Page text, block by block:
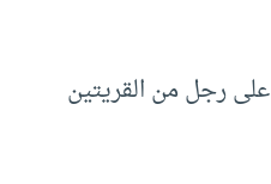
على رجل من القريتين